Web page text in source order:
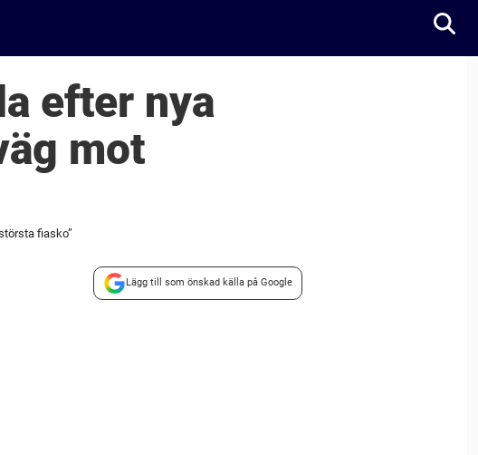
efter nya
mot
fiasko”
Lägg till som önskad källa på Google